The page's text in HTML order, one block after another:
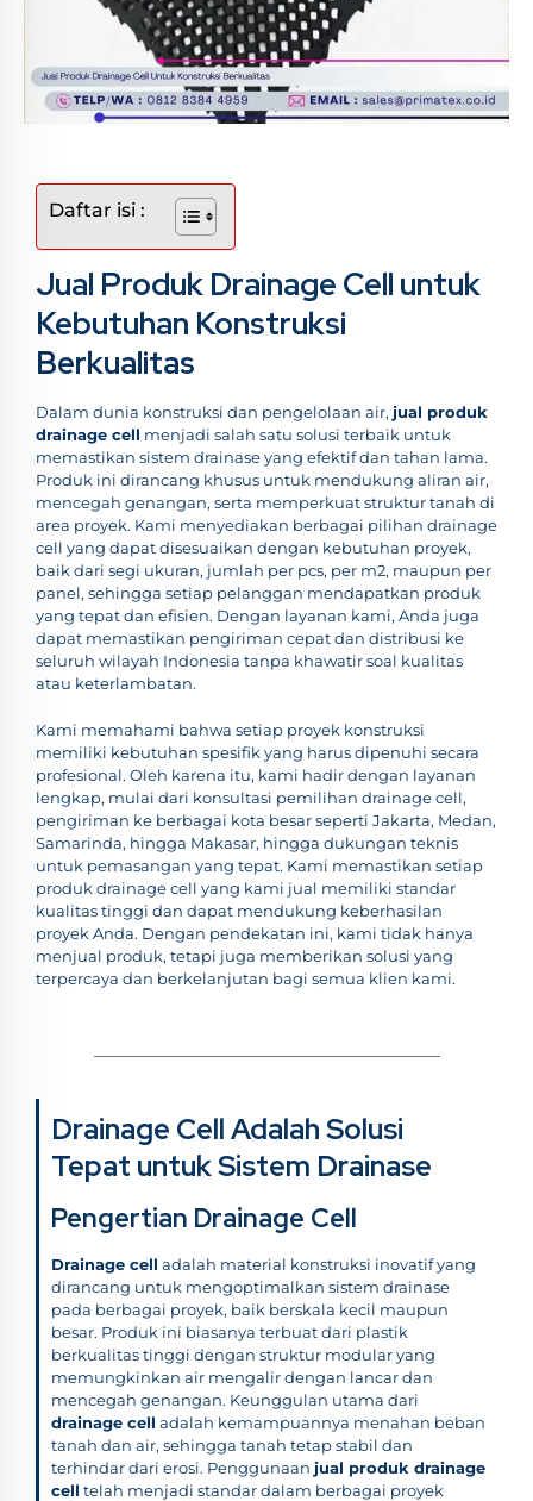
Daftar isi :
Jual Produk Drainage Cell untuk
Kebutuhan Konstruksi
Berkualitas
Dalam dunia konstruksi dan pengelolaan air, jual produk
drainage cell menjadi salah satu solusi terbaik untuk
memastikan sistem drainase yang efektif dan tahan lama.
Produk ini dirancang khusus untuk mendukung aliran air,
mencegah genangan, serta memperkuat struktur tanah di
area proyek. Kami menyediakan berbagai pilihan drainage
cell yang dapat disesuaikan dengan kebutuhan proyek,
baik dari segi ukuran, jumlah per pcs, per m2, maupun per
panel, sehingga setiap pelanggan mendapatkan produk
yang tepat dan efisien. Dengan layanan kami, Anda juga
dapat memastikan pengiriman cepat dan distribusi ke
seluruh wilayah Indonesia tanpa khawatir soal kualitas
atau keterlambatan.
Kami memahami bahwa setiap proyek konstruksi
memiliki kebutuhan spesifik yang harus dipenuhi secara
profesional. Oleh karena itu, kami hadir dengan layanan
lengkap, mulai dari konsultasi pemilihan drainage cell,
pengiriman ke berbagai kota besar seperti Jakarta, Medan,
Samarinda, hingga Makasar, hingga dukungan teknis
untuk pemasangan yang tepat. Kami memastikan setiap
produk drainage cell yang kami jual memiliki standar
kualitas tinggi dan dapat mendukung keberhasilan
proyek Anda. Dengan pendekatan ini, kami tidak hanya
menjual produk, tetapi juga memberikan solusi yang
terpercaya dan berkelanjutan bagi semua klien kami.
Drainage Cell Adalah Solusi
Tepat untuk Sistem Drainase
Pengertian Drainage Cell
Drainage cell adalah material konstruksi inovatif yang
dirancang untuk mengoptimalkan sistem drainase
pada berbagai proyek, baik berskala kecil maupun
besar. Produk ini biasanya terbuat dari plastik
berkualitas tinggi dengan struktur modular yang
memungkinkan air mengalir dengan lancar dan
mencegah genangan. Keunggulan utama dari
drainage cell adalah kemampuannya menahan beban
tanah dan air, sehingga tanah tetap stabil dan
terhindar dari erosi. Penggunaan jual produk drainage
cell telah menjadi standar dalam berbagai proyek